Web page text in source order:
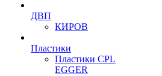
ДВП
КИРОВ
Пластики
Пластики CPL
EGGER